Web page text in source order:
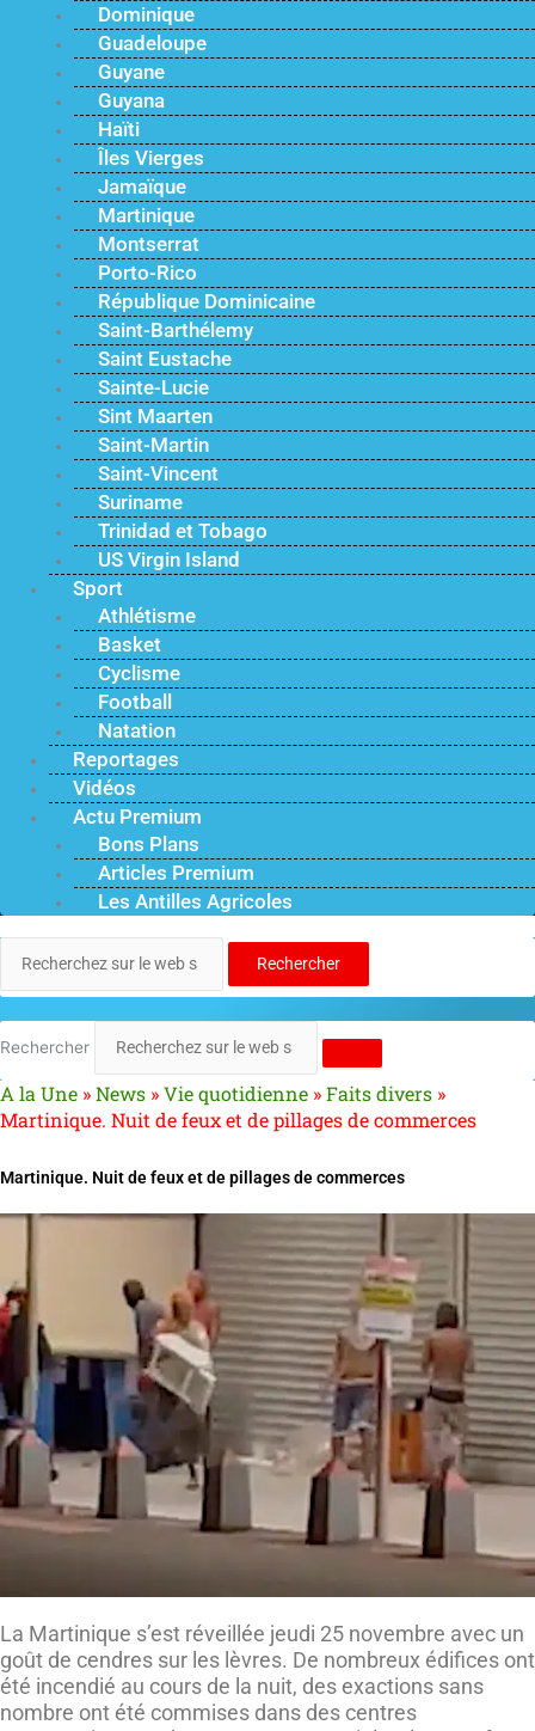
Dominique
Guadeloupe
Guyane
Guyana
Haïti
Îles Vierges
Jamaïque
Martinique
Montserrat
Porto-Rico
République Dominicaine
Saint-Barthélemy
Saint Eustache
Sainte-Lucie
Sint Maarten
Saint-Martin
Saint-Vincent
Suriname
Trinidad et Tobago
US Virgin Island
Sport
Athlétisme
Basket
Cyclisme
Football
Natation
Reportages
Vidéos
Actu Premium
Bons Plans
Articles Premium
Les Antilles Agricoles
Rechercher
Rechercher
A la Une »News »Vie quotidienne »Faits divers »
Martinique. Nuit de feux et de pillages de commerces
Martinique. Nuit de feux et de pillages de commerces
La Martinique s’est réveillée jeudi 25 novembre avec un
goût de cendres sur les lèvres. De nombreux édifices ont
été incendié au cours de la nuit, des exactions sans
nombre ont été commises dans des centres